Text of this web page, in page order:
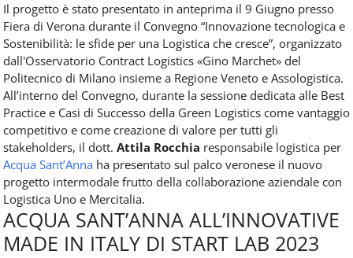
Il progetto è stato presentato in anteprima il 9 Giugno presso
Fiera di Verona durante il Convegno “Innovazione tecnologica e
Sostenibilità: le sfide per una Logistica che cresce”, organizzato
dall'Osservatorio Contract Logistics «Gino Marchet» del
Politecnico di Milano insieme a Regione Veneto e Assologistica.
All’interno del Convegno, durante la sessione dedicata alle Best
Practice e Casi di Successo della Green Logistics come vantaggio
competitivo e come creazione di valore per tutti gli
stakeholders, il dott. Attila Rocchia responsabile logistica per
Acqua Sant’Anna ha presentato sul palco veronese il nuovo
progetto intermodale frutto della collaborazione aziendale con
Logistica Uno e Mercitalia.
ACQUA SANT’ANNA ALL’INNOVATIVE
MADE IN ITALY DI START LAB 2023